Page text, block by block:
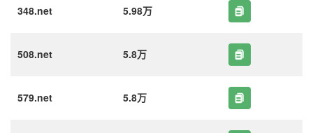
348.net 5.98万
508.net 5.8万
579.net 5.8万